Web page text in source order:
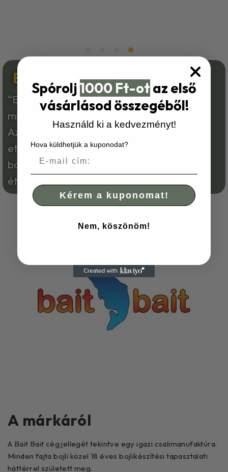
BojliBolt tipp:
“Eredményesen használható PVA baggel,
mivel ez a booster nem oldja az anyagát.
Azonban bátran ajánljuk csalira vagy
etetőkosárra is. A termék nagy előnye más
boosterrel szemben, hogy ízesített és
étvágyfokozóval is dúsított.”
A márkáról
A Bait Bait cég jellegét tekintve egy igazi csalimanufaktúra.
Minden fajta bojli közel 18 éves bojlikészítési tapasztalati
háttérrel született meg.
Spórolj1000 Ft-ot az első
vásárlásod összegéből!
Használd ki a kedvezményt!
Hova küldhetjük a kuponodat?
Kérem a kuponomat!
Nem, köszönöm!